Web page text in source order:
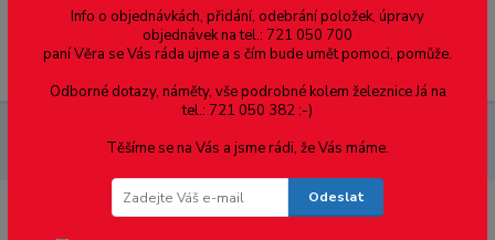
Menu
Info o objednávkách, přidání, odebrání položek, úpravy
objednávek na tel.: 721 050 700
paní Věra se Vás ráda ujme a s čím bude umět pomoci, pomůže.
Odborné dotazy, náměty, vše podrobné kolem železnice Já na
tel.: 721 050 382 :-)
Těšíme se na Vás a jsme rádi, že Vás máme.
Odeslat